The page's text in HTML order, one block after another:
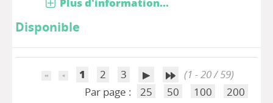
Disponible
1 2 3
(1 - 20 / 59)
Par page :
25 50 100 200